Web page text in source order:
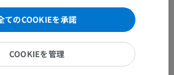
したか？
てのCOOKIEを承諾
COOKIEを管理